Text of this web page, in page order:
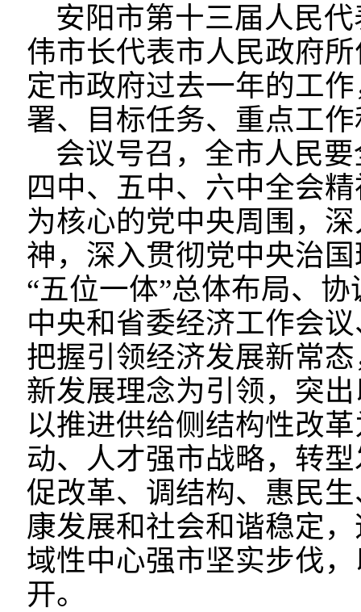
安阳市第十三届人民代
伟市长代表市人民政府
定市政府过去一年的工
署、目标任务、重点工
会议号召，全市人民要
四中、五中、六中全会
为核心的党中央周围，
神，深入贯彻党中央治
“五位一体”总体布局、
中央和省委经济工作会
把握引领经济发展新常
新发展理念为引领，突
以推进供给侧结构性改
动、人才强市战略，转
促改革、调结构、惠民
康发展和社会和谐稳定
域性中心强市坚实步伐
开。